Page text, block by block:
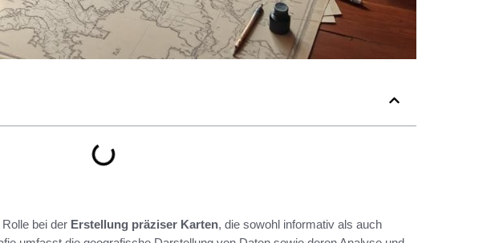
bei der Erstellung präziser Karten, die sowohl informativ als auch